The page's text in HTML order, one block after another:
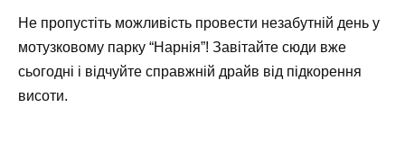
Не пропустіть можливість провести незабутній день у
мотузковому парку “Нарнія”! Завітайте сюди вже
сьогодні і відчуйте справжній драйв від підкорення
висоти.